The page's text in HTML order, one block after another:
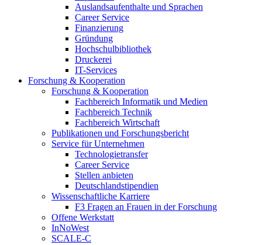
Auslandsaufenthalte und Sprachen
Career Service
Finanzierung
Gründung
Hochschulbibliothek
Druckerei
IT-Services
Forschung & Kooperation
Forschung & Kooperation
Fachbereich Informatik und Medien
Fachbereich Technik
Fachbereich Wirtschaft
Publikationen und Forschungsbericht
Service für Unternehmen
Technologietransfer
Career Service
Stellen anbieten
Deutschlandstipendien
Wissenschaftliche Karriere
F3 Fragen an Frauen in der Forschung
Offene Werkstatt
InNoWest
SCALE-C